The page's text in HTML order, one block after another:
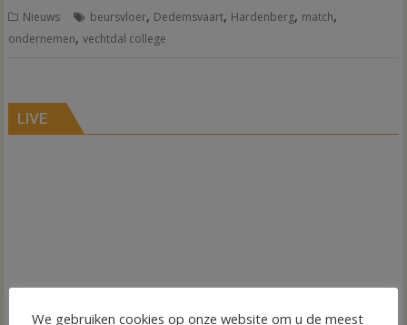
Nieuws beursvloer, Dedemsvaart, Hardenberg, match,
ondernemen,vechtdal college
LIVE
We gebruiken cookies op onze website om u de meest